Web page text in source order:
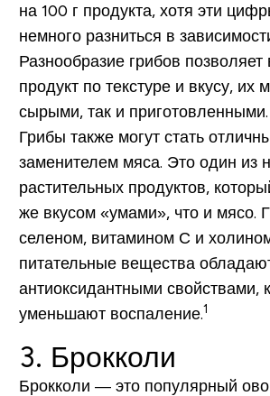
на 100 г продукта, хотя эти
немного разниться в
Разнообразие грибов позволяет
продукт по текстуре и вкусу, их
сырыми, так и приготовленными.
Грибы также могут стать
заменителем мяса. Это один из
растительных продуктов,
же вкусом «умами», что и мясо.
селеном, витамином С и
питательные вещества
антиоксидантными свойствами,
уменьшают воспаление.1
3. Брокколи
Брокколи — это популярный